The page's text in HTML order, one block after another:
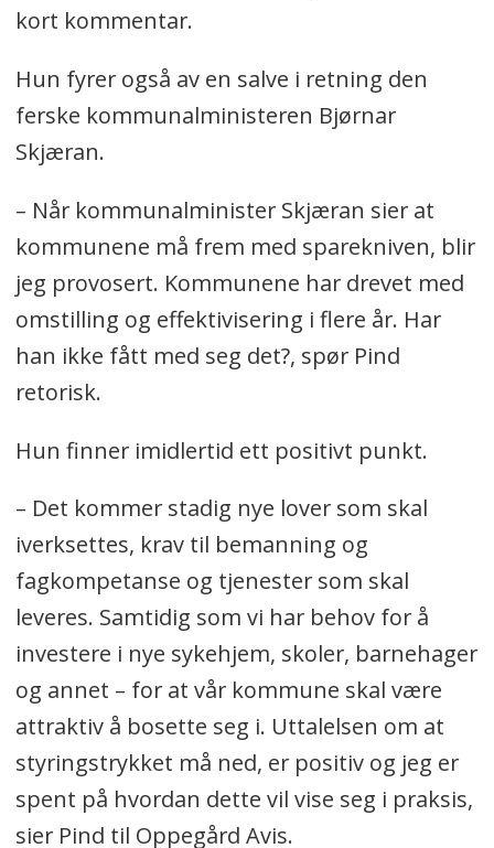
kort kommentar.
Hun fyrer også av en salve i retning den
ferske kommunalministeren Bjørnar
Skjæran.
– Når kommunalminister Skjæran sier at
kommunene må frem med sparekniven, blir
jeg provosert. Kommunene har drevet med
omstilling og effektivisering i flere år. Har
han ikke fått med seg det?, spør Pind
retorisk.
Hun finner imidlertid ett positivt punkt.
– Det kommer stadig nye lover som skal
iverksettes, krav til bemanning og
fagkompetanse og tjenester som skal
leveres. Samtidig som vi har behov for å
investere i nye sykehjem, skoler, barnehager
og annet – for at vår kommune skal være
attraktiv å bosette seg i. Uttalelsen om at
styringstrykket må ned, er positiv og jeg er
spent på hvordan dette vil vise seg i praksis,
sier Pind til Oppegård Avis.